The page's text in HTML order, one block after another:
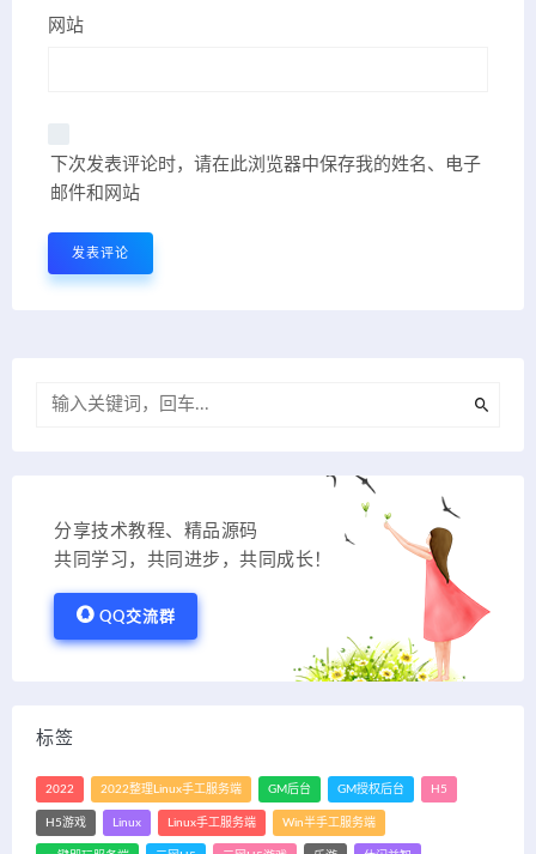
网站
下次发表评论时，请在此浏览器中保存我的姓名、电子
邮件和网站
分享技术教程、精品源码
共同学习，共同进步，共同成长！
QQ交流群
标签
2022 2022整理Linux手工服务端 GM后台 GM授权后台 H5
H5游戏 Linux Linux手工服务端 Win半手工服务端